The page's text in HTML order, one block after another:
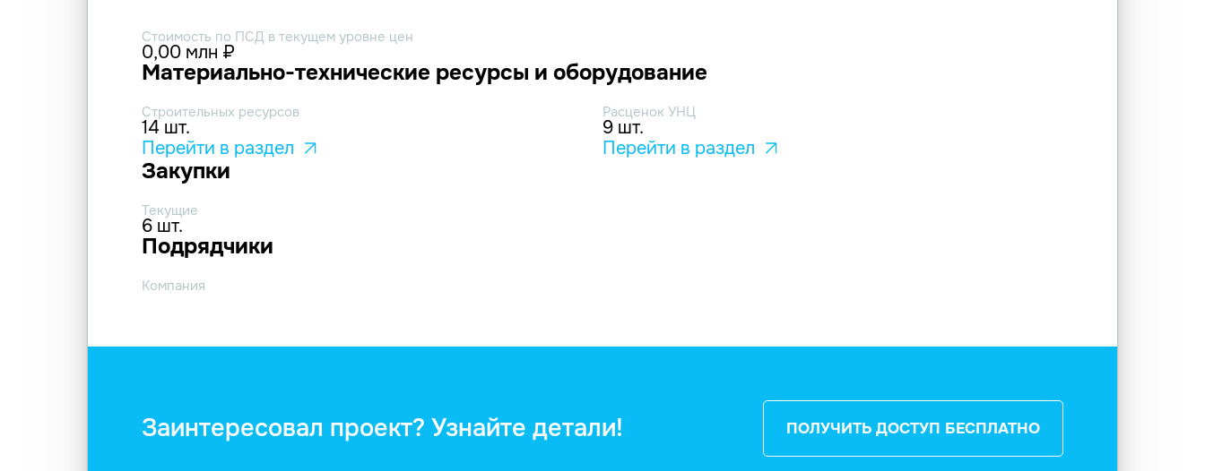
Стоимость по ПСД в текущем уровне цен
0,00 млн ₽
Материально-технические ресурсы и оборудование
Строительных ресурсов
14 шт.
Перейти в раздел
Расценок УНЦ
9 шт.
Перейти в раздел
Закупки
Текущие
6 шт.
Подрядчики
Компания
Заинтересовал проект? Узнайте детали! ПОЛУЧИТЬ ДОСТУП БЕСПЛАТНО